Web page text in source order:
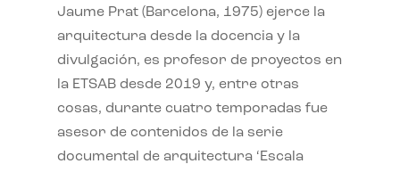
Jaume Prat (Barcelona, 1975) ejerce la
arquitectura desde la docencia y la
divulgación, es profesor de proyectos en
la ETSAB desde 2019 y, entre otras
cosas, durante cuatro temporadas fue
asesor de contenidos de la serie
documental de arquitectura ‘Escala